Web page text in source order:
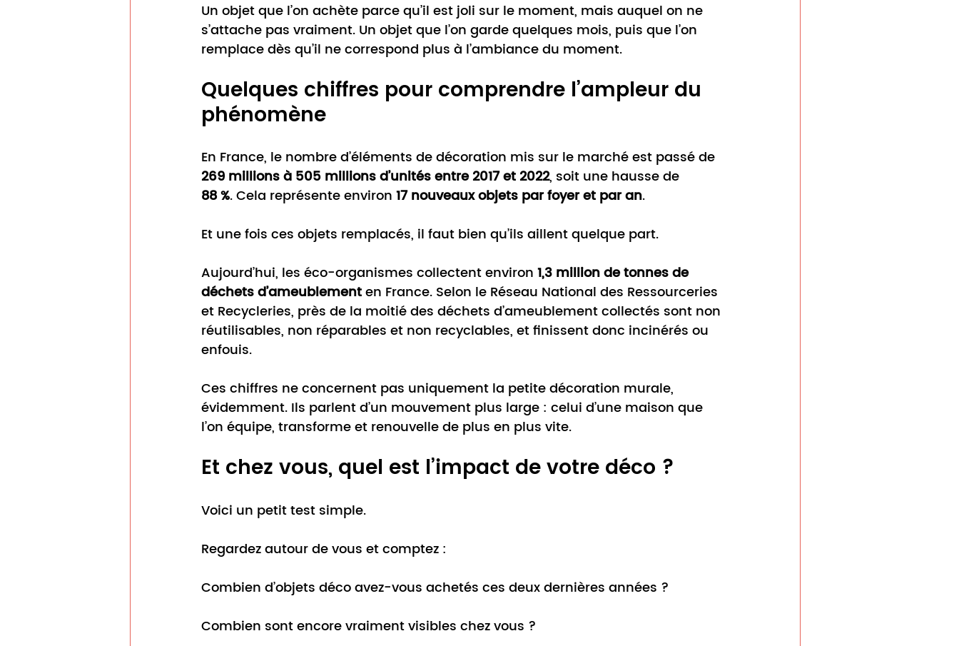
Un objet que l’on achète parce qu’il est joli sur le moment, mais auquel on ne
s’attache pas vraiment. Un objet que l’on garde quelques mois, puis que l’on
remplace dès qu’il ne correspond plus à l’ambiance du moment.
Quelques chiffres pour comprendre l’ampleur du
phénomène
En France, le nombre d’éléments de décoration mis sur le marché est passé de
269 millions à 505 millions d’unités entre 2017 et 2022, soit une hausse de
88 %. Cela représente environ 17 nouveaux objets par foyer et par an.
Et une fois ces objets remplacés, il faut bien qu’ils aillent quelque part.
Aujourd’hui, les éco-organismes collectent environ 1,3 million de tonnes de
déchets d’ameublement en France. Selon le Réseau National des Ressourceries
et Recycleries, près de la moitié des déchets d’ameublement collectés sont non
réutilisables, non réparables et non recyclables, et finissent donc incinérés ou
enfouis.
Ces chiffres ne concernent pas uniquement la petite décoration murale,
évidemment. Ils parlent d’un mouvement plus large : celui d’une maison que
l’on équipe, transforme et renouvelle de plus en plus vite.
Et chez vous, quel est l’impact de votre déco ?
Voici un petit test simple.
Regardez autour de vous et comptez :
Combien d’objets déco avez-vous achetés ces deux dernières années ?
Combien sont encore vraiment visibles chez vous ?